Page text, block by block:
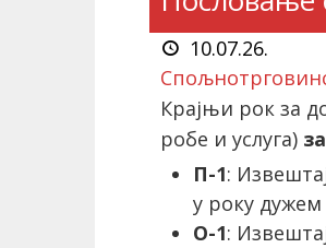
10.07.26.
Крајњи рок за
робе и услуга)
П-1:
у року
О-1: